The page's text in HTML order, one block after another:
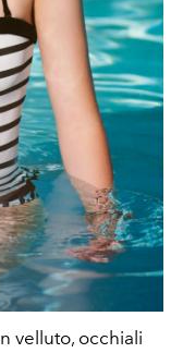
velluto, occhiali